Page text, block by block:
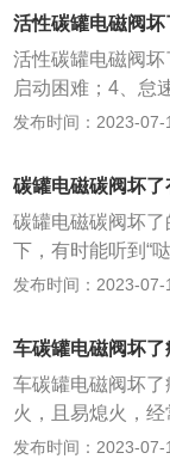
燃烧室参与燃烧。
定在碳罐内的活
罐内的油蒸气作
活性碳罐电磁阀坏
活性碳罐电磁阀
启动困难；4、怠
油蒸发排放造成
法：1、打开油箱
蒸汽或滴油，则
则证明电磁阀损
发布时间：2023-
碳罐电磁碳阀坏了
碳罐电磁碳阀坏
下，有时能听到“
难打火，且很易
来减少因燃油蒸发
阀是否损坏的方
用手堵住电磁阀
说明电磁阀损坏。
发布时间：2023-
车碳罐电磁阀坏了
车碳罐电磁阀坏
火，且易熄火，
行驶时会有异响
发布时间：2023-